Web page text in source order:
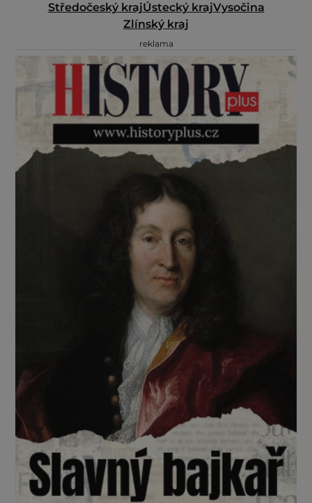
Středočeský krajÚstecký krajVysočina
Zlínský kraj
reklama